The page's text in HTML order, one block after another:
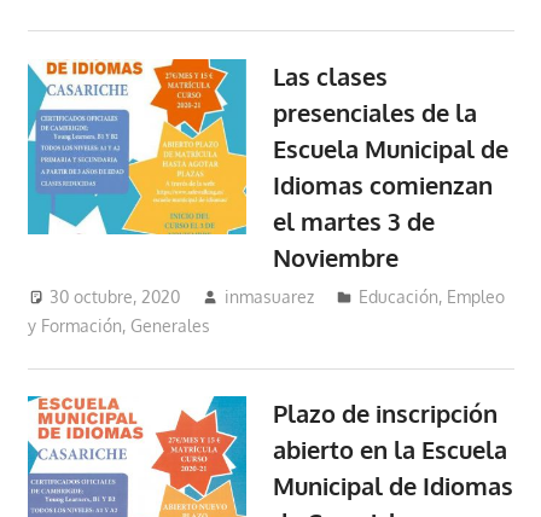
Las clases
presenciales de la
Escuela Municipal de
Idiomas comienzan
el martes 3 de
Noviembre
30 octubre, 2020 inmasuarez
Educación, Empleo
y Formación, Generales
Plazo de inscripción
abierto en la Escuela
Municipal de Idiomas